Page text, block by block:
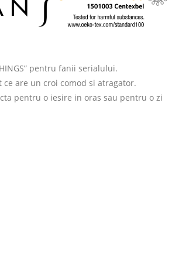
pentru fanii serialului.
are un croi comod si atragator.
pentru o iesire in oras sau pentru o zi